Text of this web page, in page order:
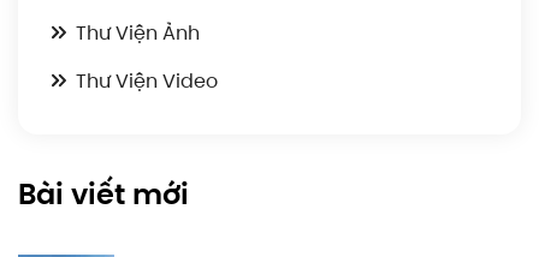
Thư Viện Ảnh
Thư Viện Video
Bài viết mới